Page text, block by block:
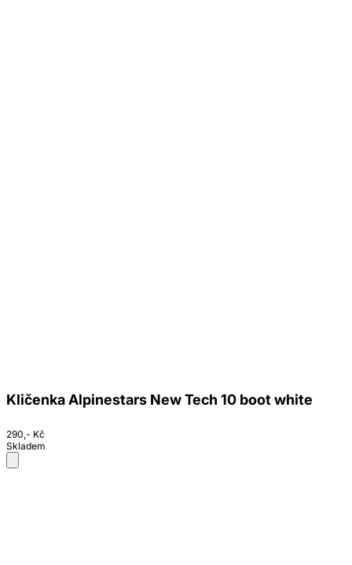
Kličenka Alpinestars New Tech 10 boot white
290,- Kč
Skladem